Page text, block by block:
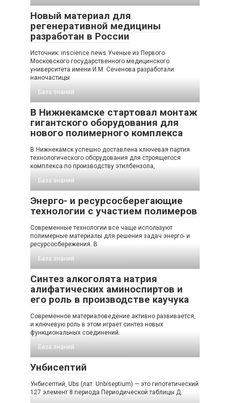
Новый материал для
регенеративной медицины
разработан в России
Источник: inscience.news Ученые из Первого
Московского государственного медицинского
университета имени И.М. Сеченова разработали
наночастицы
База знаний
В Нижнекамске стартовал монтаж
гигантского оборудования для
нового полимерного комплекса
В Нижнекамск успешно доставлена ключевая партия
технологического оборудования для строящегося
комплекса по производству этилбензола,
База знаний
Энерго- и ресурсосберегающие
технологии с участием полимеров
Современные технологии все чаще используют
полимерные материалы для решения задач энерго- и
ресурсосбережения. В
База знаний
Синтез алкоголята натрия
алифатических аминоспиртов и
его роль в производстве каучука
Современное материаловедение активно развивается,
и ключевую роль в этом играет синтез новых
функциональных соединений.
База знаний
Унбисептий
Унбисептий, Ubs (лат. Unbiseptium) — это гипотетический
127 элемент 8 периода Периодической таблицы Д.